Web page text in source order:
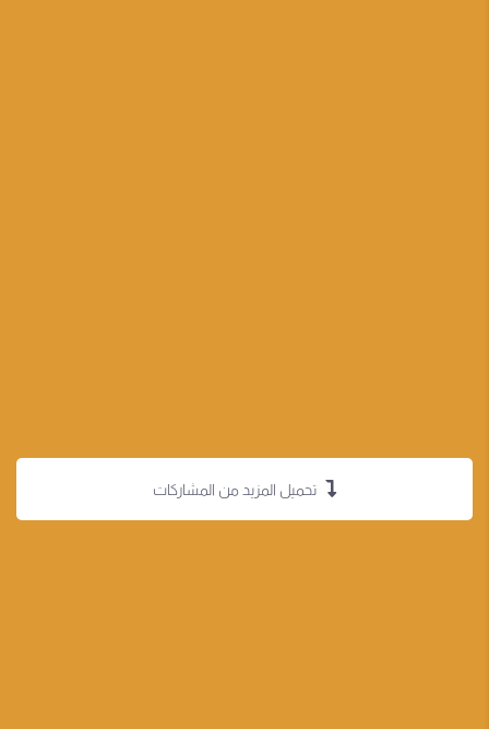
تحميل المزيد من المشاركات